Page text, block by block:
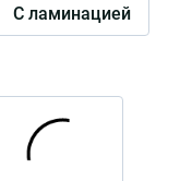
С ламинацией